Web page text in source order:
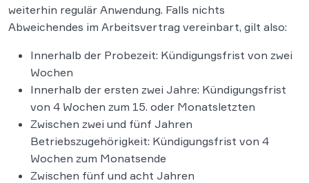
weiterhin regulär Anwendung. Falls nichts
Abweichendes im Arbeitsvertrag vereinbart, gilt also:
Innerhalb der Probezeit: Kündigungsfrist von zwei
Wochen
Innerhalb der ersten zwei Jahre: Kündigungsfrist
von 4 Wochen zum 15. oder Monatsletzten
Zwischen zwei und fünf Jahren
Betriebszugehörigkeit: Kündigungsfrist von 4
Wochen zum Monatsende
Zwischen fünf und acht Jahren